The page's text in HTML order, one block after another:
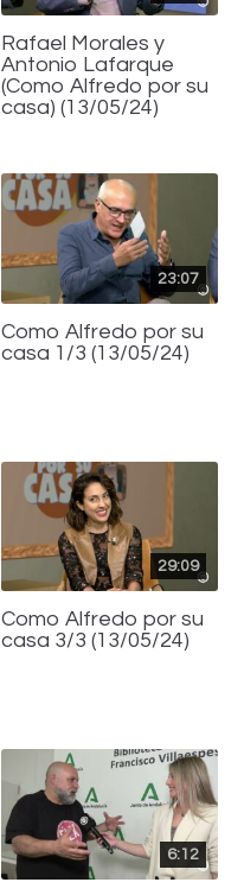
Rafael Morales y
Antonio Lafarque
(Como Alfredo por su
casa) (13/05/24)
23:07
Como Alfredo por su
casa 1/3 (13/05/24)
29:09
Como Alfredo por su
casa 3/3 (13/05/24)
6:12